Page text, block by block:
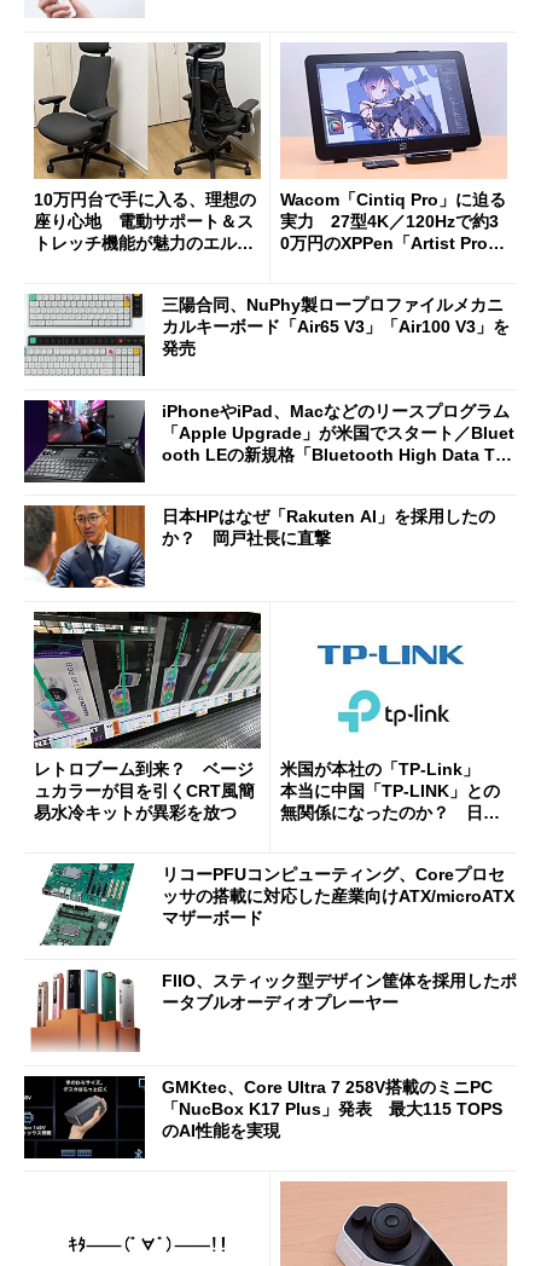
10万円台で手に入る、理想の
座り心地 電動サポート＆ス
トレッチ機能が魅力のエルゴ
Wacom「Cintiq Pro」に迫る
実力 27型4K／120Hzで約3
0万円のXPPen「Artist Pro 2
三陽合同、NuPhy製ロープロファイルメカニ
カルキーボード「Air65 V3」「Air100 V3」を
発売
iPhoneやiPad、Macなどのリースプログラム
「Apple Upgrade」が米国でスタート／Bluet
ooth LEの新規格「Bluetooth High Data Thr
日本HPはなぜ「Rakuten AI」を採用したの
か？ 岡戸社長に直撃
レトロブーム到来？ ベージ
ュカラーが目を引くCRT風簡
易水冷キットが異彩を放つ
米国が本社の「TP-Link」
本当に中国「TP-LINK」との
無関係になったのか？ 日本
リコーPFUコンピューティング、Coreプロセ
ッサの搭載に対応した産業向けATX/microATX
マザーボード
FIIO、スティック型デザイン筐体を採用したポ
ータブルオーディオプレーヤー
GMKtec、Core Ultra 7 258V搭載のミニPC
「NucBox K17 Plus」発表 最大115 TOPS
のAI性能を実現